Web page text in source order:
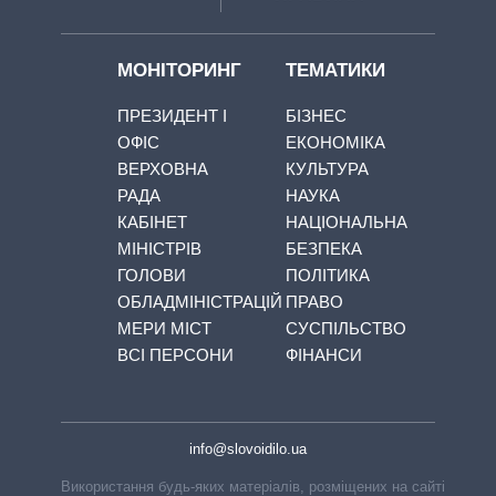
МОНІТОРИНГ
ПРЕЗИДЕНТ І
ОФІС
ВЕРХОВНА
РАДА
КАБІНЕТ
МІНІСТРІВ
ГОЛОВИ
ОБЛАДМІНІСТРАЦІЙ
МЕРИ МІСТ
ВСІ ПЕРСОНИ
ТЕМАТИКИ
БІЗНЕС
ЕКОНОМІКА
КУЛЬТУРА
НАУКА
НАЦІОНАЛЬНА
БЕЗПЕКА
ПОЛІТИКА
ПРАВО
СУСПІЛЬСТВО
ФІНАНСИ
info@slovoidilo.ua
Використання будь-яких матеріалів, розміщених на сайті,